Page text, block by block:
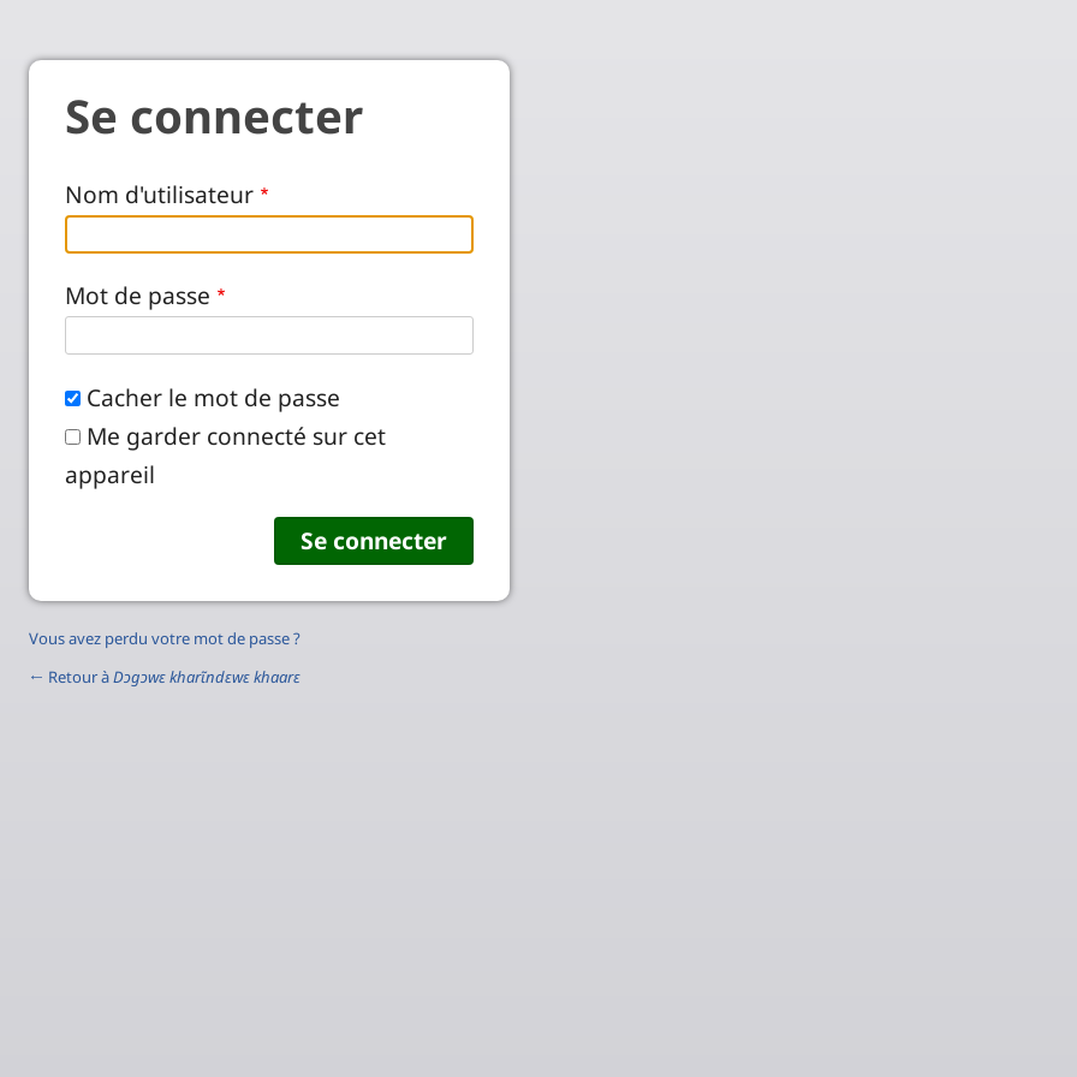
Se connecter
Nom d'utilisateur
Mot de passe
Cacher le mot de passe
Me garder connecté sur cet
appareil
Vous avez perdu votre mot de passe ?
← Retour àDɔgɔwɛ kharɩ̃ndɛwɛ khaarɛ